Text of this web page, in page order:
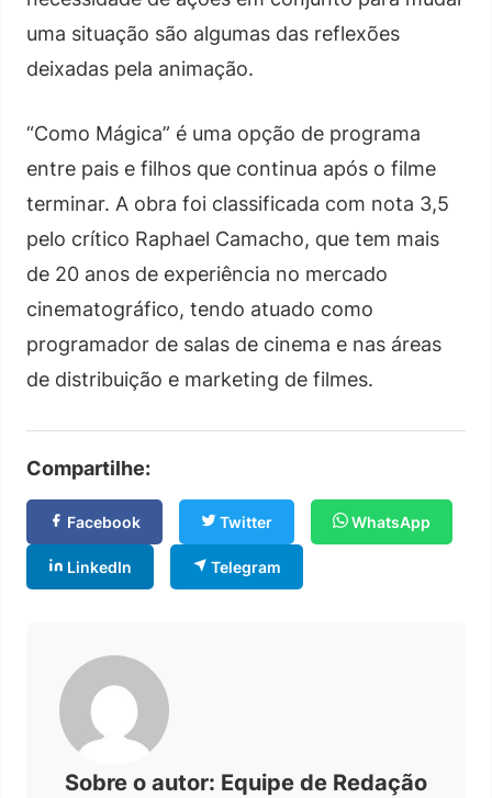
uma situação são algumas das reflexões
deixadas pela animação.
“Como Mágica” é uma opção de programa
entre pais e filhos que continua após o filme
terminar. A obra foi classificada com nota 3,5
pelo crítico Raphael Camacho, que tem mais
de 20 anos de experiência no mercado
cinematográfico, tendo atuado como
programador de salas de cinema e nas áreas
de distribuição e marketing de filmes.
Compartilhe:
Facebook Twitter WhatsApp
LinkedIn Telegram
Sobre o autor: Equipe de Redação